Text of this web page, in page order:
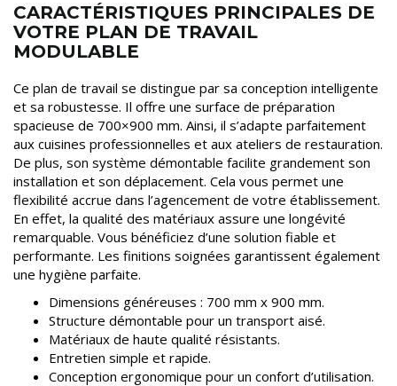
CARACTÉRISTIQUES PRINCIPALES DE
VOTRE PLAN DE TRAVAIL
MODULABLE
Ce plan de travail se distingue par sa conception intelligente
et sa robustesse. Il offre une surface de préparation
spacieuse de 700×900 mm. Ainsi, il s’adapte parfaitement
aux cuisines professionnelles et aux ateliers de restauration.
De plus, son système démontable facilite grandement son
installation et son déplacement. Cela vous permet une
flexibilité accrue dans l’agencement de votre établissement.
En effet, la qualité des matériaux assure une longévité
remarquable. Vous bénéficiez d’une solution fiable et
performante. Les finitions soignées garantissent également
une hygiène parfaite.
Dimensions généreuses : 700 mm x 900 mm.
Structure démontable pour un transport aisé.
Matériaux de haute qualité résistants.
Entretien simple et rapide.
Conception ergonomique pour un confort d’utilisation.